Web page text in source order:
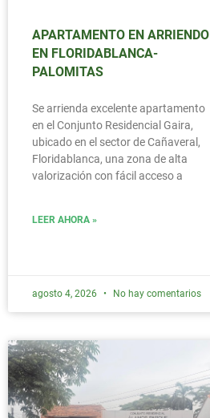
APARTAMENTO EN ARRIENDO
EN FLORIDABLANCA-
PALOMITAS
Se arrienda excelente apartamento
en el Conjunto Residencial Gaira,
ubicado en el sector de Cañaveral,
Floridablanca, una zona de alta
valorización con fácil acceso a
LEER AHORA »
agosto 4, 2026 No hay comentarios